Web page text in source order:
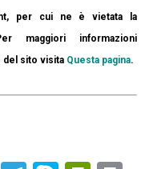
per cui ne è vietata la
maggiori informazioni
del sito visita Questa pagina.